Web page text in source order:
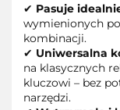
✔ Pasuje
wymienionych
kombinacji.
✔ Uniwersalna
na klasycznych
kluczowi – bez
narzędzi.